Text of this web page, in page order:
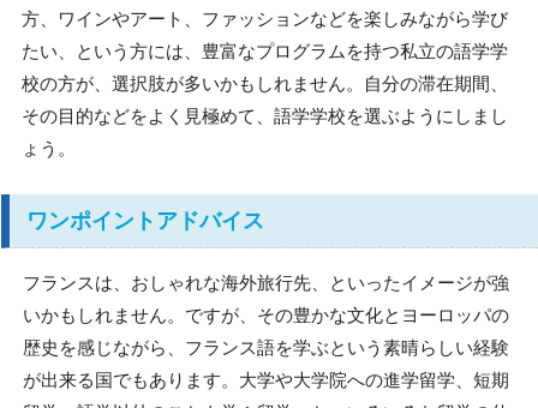
方、ワインやアート、ファッションなどを楽しみながら学び
たい、という方には、豊富なプログラムを持つ私立の語学学
校の方が、選択肢が多いかもしれません。自分の滞在期間、
その目的などをよく見極めて、語学学校を選ぶようにしまし
ょう。
ワンポイントアドバイス
フランスは、おしゃれな海外旅行先、といったイメージが強
いかもしれません。ですが、その豊かな文化とヨーロッパの
歴史を感じながら、フランス語を学ぶという素晴らしい経験
が出来る国でもあります。大学や大学院への進学留学、短期